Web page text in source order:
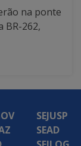
na ponte
BR-262,
SEJUSP
SEAD